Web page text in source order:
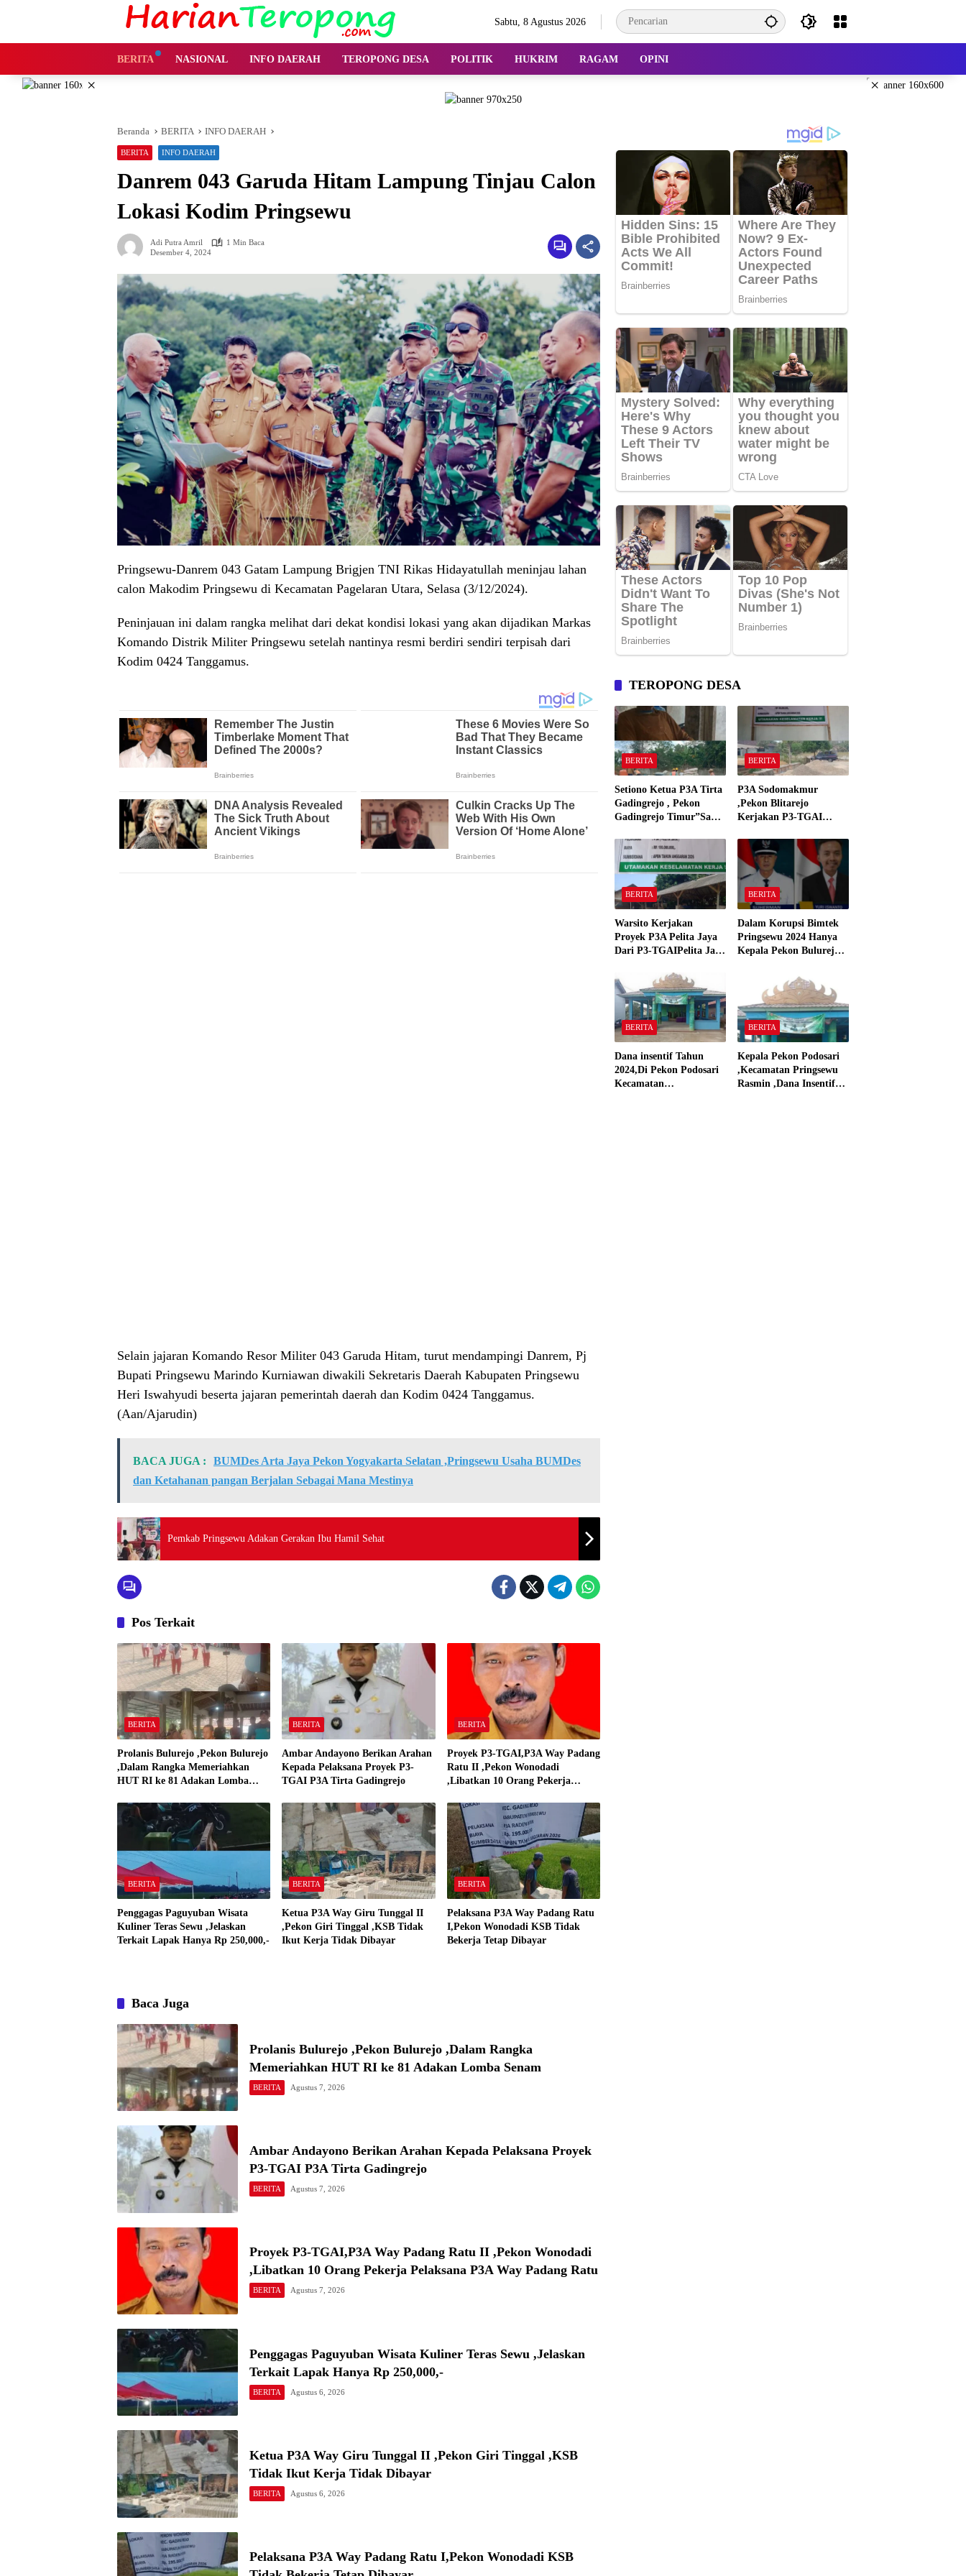
Sabtu, 8 Agustus 2026
BERITA NASIONAL INFO DAERAH TEROPONG DESA POLITIK HUKRIM RAGAM OPINI
× ×
Beranda BERITA INFO DAERAH
BERITA INFO DAERAH
Danrem 043 Garuda Hitam Lampung Tinjau Calon
Lokasi Kodim Pringsewu
Adi Putra Amril
1 Min Baca
Desember 4, 2024
Pringsewu-Danrem 043 Gatam Lampung Brigjen TNI Rikas Hidayatullah meninjau lahan
calon Makodim Pringsewu di Kecamatan Pagelaran Utara, Selasa (3/12/2024).
Peninjauan ini dalam rangka melihat dari dekat kondisi lokasi yang akan dijadikan Markas
Komando Distrik Militer Pringsewu setelah nantinya resmi berdiri sendiri terpisah dari
Kodim 0424 Tanggamus.
Selain jajaran Komando Resor Militer 043 Garuda Hitam, turut mendampingi Danrem, Pj
Bupati Pringsewu Marindo Kurniawan diwakili Sekretaris Daerah Kabupaten Pringsewu
Heri Iswahyudi beserta jajaran pemerintah daerah dan Kodim 0424 Tanggamus.
(Aan/Ajarudin)
BACA JUGA :
BUMDes Arta Jaya Pekon Yogyakarta Selatan ,Pringsewu Usaha BUMDes
dan Ketahanan pangan Berjalan Sebagai Mana Mestinya
Pemkab Pringsewu Adakan Gerakan Ibu Hamil Sehat
Pos Terkait
BERITA
Prolanis Bulurejo ,Pekon Bulurejo
,Dalam Rangka Memeriahkan
HUT RI ke 81 Adakan Lomba
BERITA
Ambar Andayono Berikan Arahan
Kepada Pelaksana Proyek P3-
TGAI P3A Tirta Gadingrejo
BERITA
Proyek P3-TGAI,P3A Way Padang
Ratu II ,Pekon Wonodadi
,Libatkan 10 Orang Pekerja
BERITA
Penggagas Paguyuban Wisata
Kuliner Teras Sewu ,Jelaskan
Terkait Lapak Hanya Rp 250,000,-
BERITA
Ketua P3A Way Giru Tunggal II
,Pekon Giri Tinggal ,KSB Tidak
Ikut Kerja Tidak Dibayar
BERITA
Pelaksana P3A Way Padang Ratu
I,Pekon Wonodadi KSB Tidak
Bekerja Tetap Dibayar
Baca Juga
Prolanis Bulurejo ,Pekon Bulurejo ,Dalam Rangka
Memeriahkan HUT RI ke 81 Adakan Lomba Senam
BERITA Agustus 7, 2026
Ambar Andayono Berikan Arahan Kepada Pelaksana Proyek
P3-TGAI P3A Tirta Gadingrejo
BERITA Agustus 7, 2026
Proyek P3-TGAI,P3A Way Padang Ratu II ,Pekon Wonodadi
,Libatkan 10 Orang Pekerja Pelaksana P3A Way Padang Ratu
BERITA Agustus 7, 2026
Penggagas Paguyuban Wisata Kuliner Teras Sewu ,Jelaskan
Terkait Lapak Hanya Rp 250,000,-
BERITA Agustus 6, 2026
Ketua P3A Way Giru Tunggal II ,Pekon Giri Tinggal ,KSB
Tidak Ikut Kerja Tidak Dibayar
BERITA Agustus 6, 2026
Pelaksana P3A Way Padang Ratu I,Pekon Wonodadi KSB
TEROPONG DESA
BERITA
Setiono Ketua P3A Tirta
Gadingrejo , Pekon
Gadingrejo Timur”Saya
Bakar Kantor Camat
Gadingrejo Tahun 2000″
BERITA
P3A Sodomakmur
,Pekon Blitarejo
Kerjakan P3-TGAI
Spesifikasinya
BERITA
Warsito Kerjakan
Proyek P3A Pelita Jaya
Dari P3-TGAIPelita Jaya
“Semua Material Sesuai
Standar”
BERITA
Dalam Korupsi Bimtek
Pringsewu 2024 Hanya
Kepala Pekon Bulurejo
dan Dana Insentif Pekon
BERITA
Dana insentif Tahun
2024,Di Pekon Podosari
Kecamatan
BERITA
Kepala Pekon Podosari
,Kecamatan Pringsewu
Rasmin ,Dana Insentif